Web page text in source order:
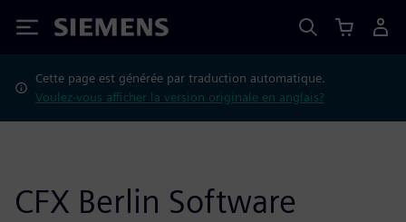
Siemens
Cette page est générée par traduction automatique.
Voulez-vous afficher la version originale en anglais?
CFX Berlin Software